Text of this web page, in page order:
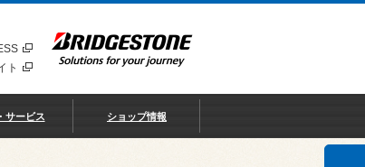
ト
サービス ショップ情報